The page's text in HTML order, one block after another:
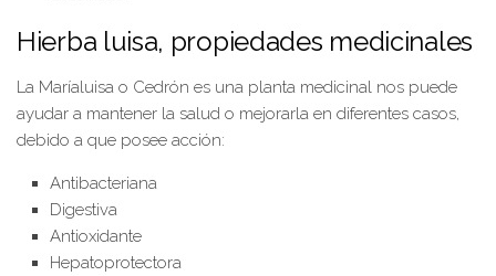
Hierba luisa, propiedades medicinales
La Maríaluisa o Cedrón es una planta medicinal nos puede
ayudar a mantener la salud o mejorarla en diferentes casos,
debido a que posee acción:
Antibacteriana
Digestiva
Antioxidante
Hepatoprotectora